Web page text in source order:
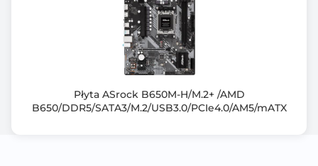
1 x M.2 connector (M2A_CPU), integrated in the CPU,
supporting Socket 3,
M key, type 25110/22110/2580/2280 SSDs:
- AMD Ryzen 9000/7000 Series Processors support
- AMD Ryzen 8000 Series-Phoenix 1 Processors
support PCIe 4.0 x4/x2 SSDs
Płyta ASrock B650M-H/M.2+ /AMD
B650/DDR5/SATA3/M.2/USB3.0/PCIe4.0/AM5/mATX